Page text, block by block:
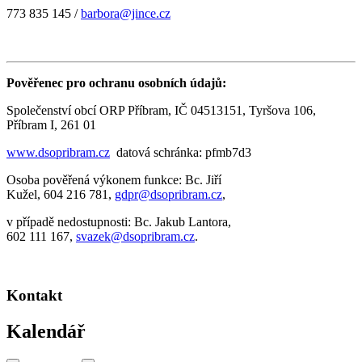
773 835 145 /barbora@jince.cz
Pověřenec pro ochranu osobních údajů:
Společenství obcí ORP Příbram, IČ 04513151, Tyršova 106,
Příbram I, 261 01
www.dsopribram.cz datová schránka: pfmb7d3
Osoba pověřená výkonem funkce: Bc. Jiří
Kužel, 604 216 781, gdpr@dsopribram.cz,
v případě nedostupnosti: Bc. Jakub Lantora,
602 111 167, svazek@dsopribram.cz.
Kontakt
Kalendář